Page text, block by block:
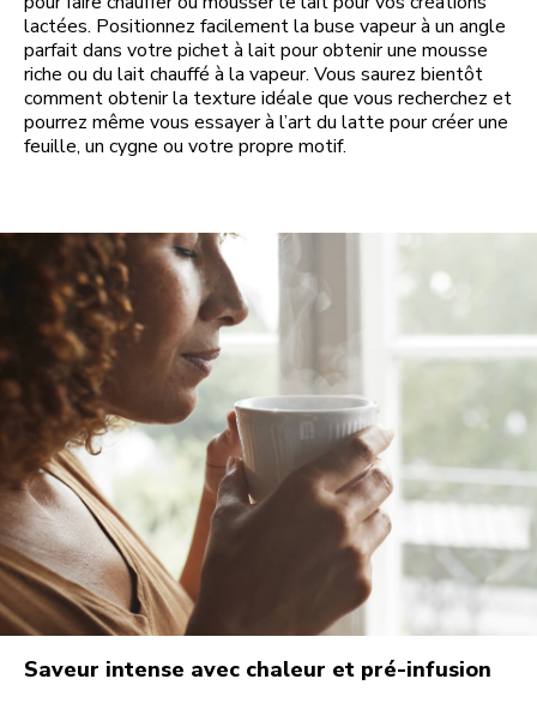
lactées. Positionnez facilement la buse vapeur à un angle
parfait dans votre pichet à lait pour obtenir une mousse
riche ou du lait chauffé à la vapeur. Vous saurez bientôt
comment obtenir la texture idéale que vous recherchez et
pourrez même vous essayer à l’art du latte pour créer une
feuille, un cygne ou votre propre motif.
Saveur intense avec chaleur et pré-infusion